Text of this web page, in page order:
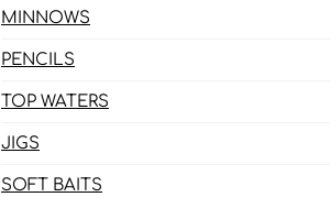
MINNOWS
PENCILS
TOP WATERS
JIGS
SOFT BAITS